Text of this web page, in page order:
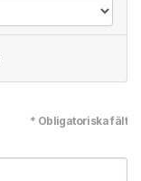
* Obligatoriska fält